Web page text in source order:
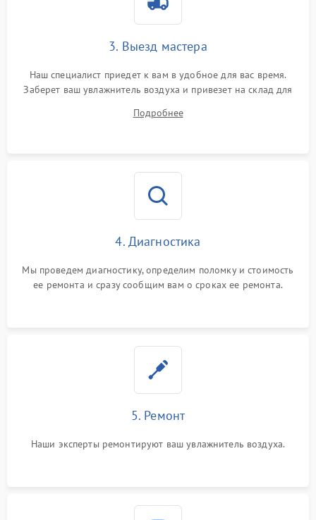
3. Выезд мастера
Наш специалист приедет к вам в удобное для вас время.
Заберет ваш увлажнитель воздуха и привезет на склад для
Подробнее
4. Диагностика
Мы проведем диагностику, определим поломку и стоимость
ее ремонта и сразу сообщим вам о сроках ее ремонта.
5. Ремонт
Наши эксперты ремонтируют ваш увлажнитель воздуха.